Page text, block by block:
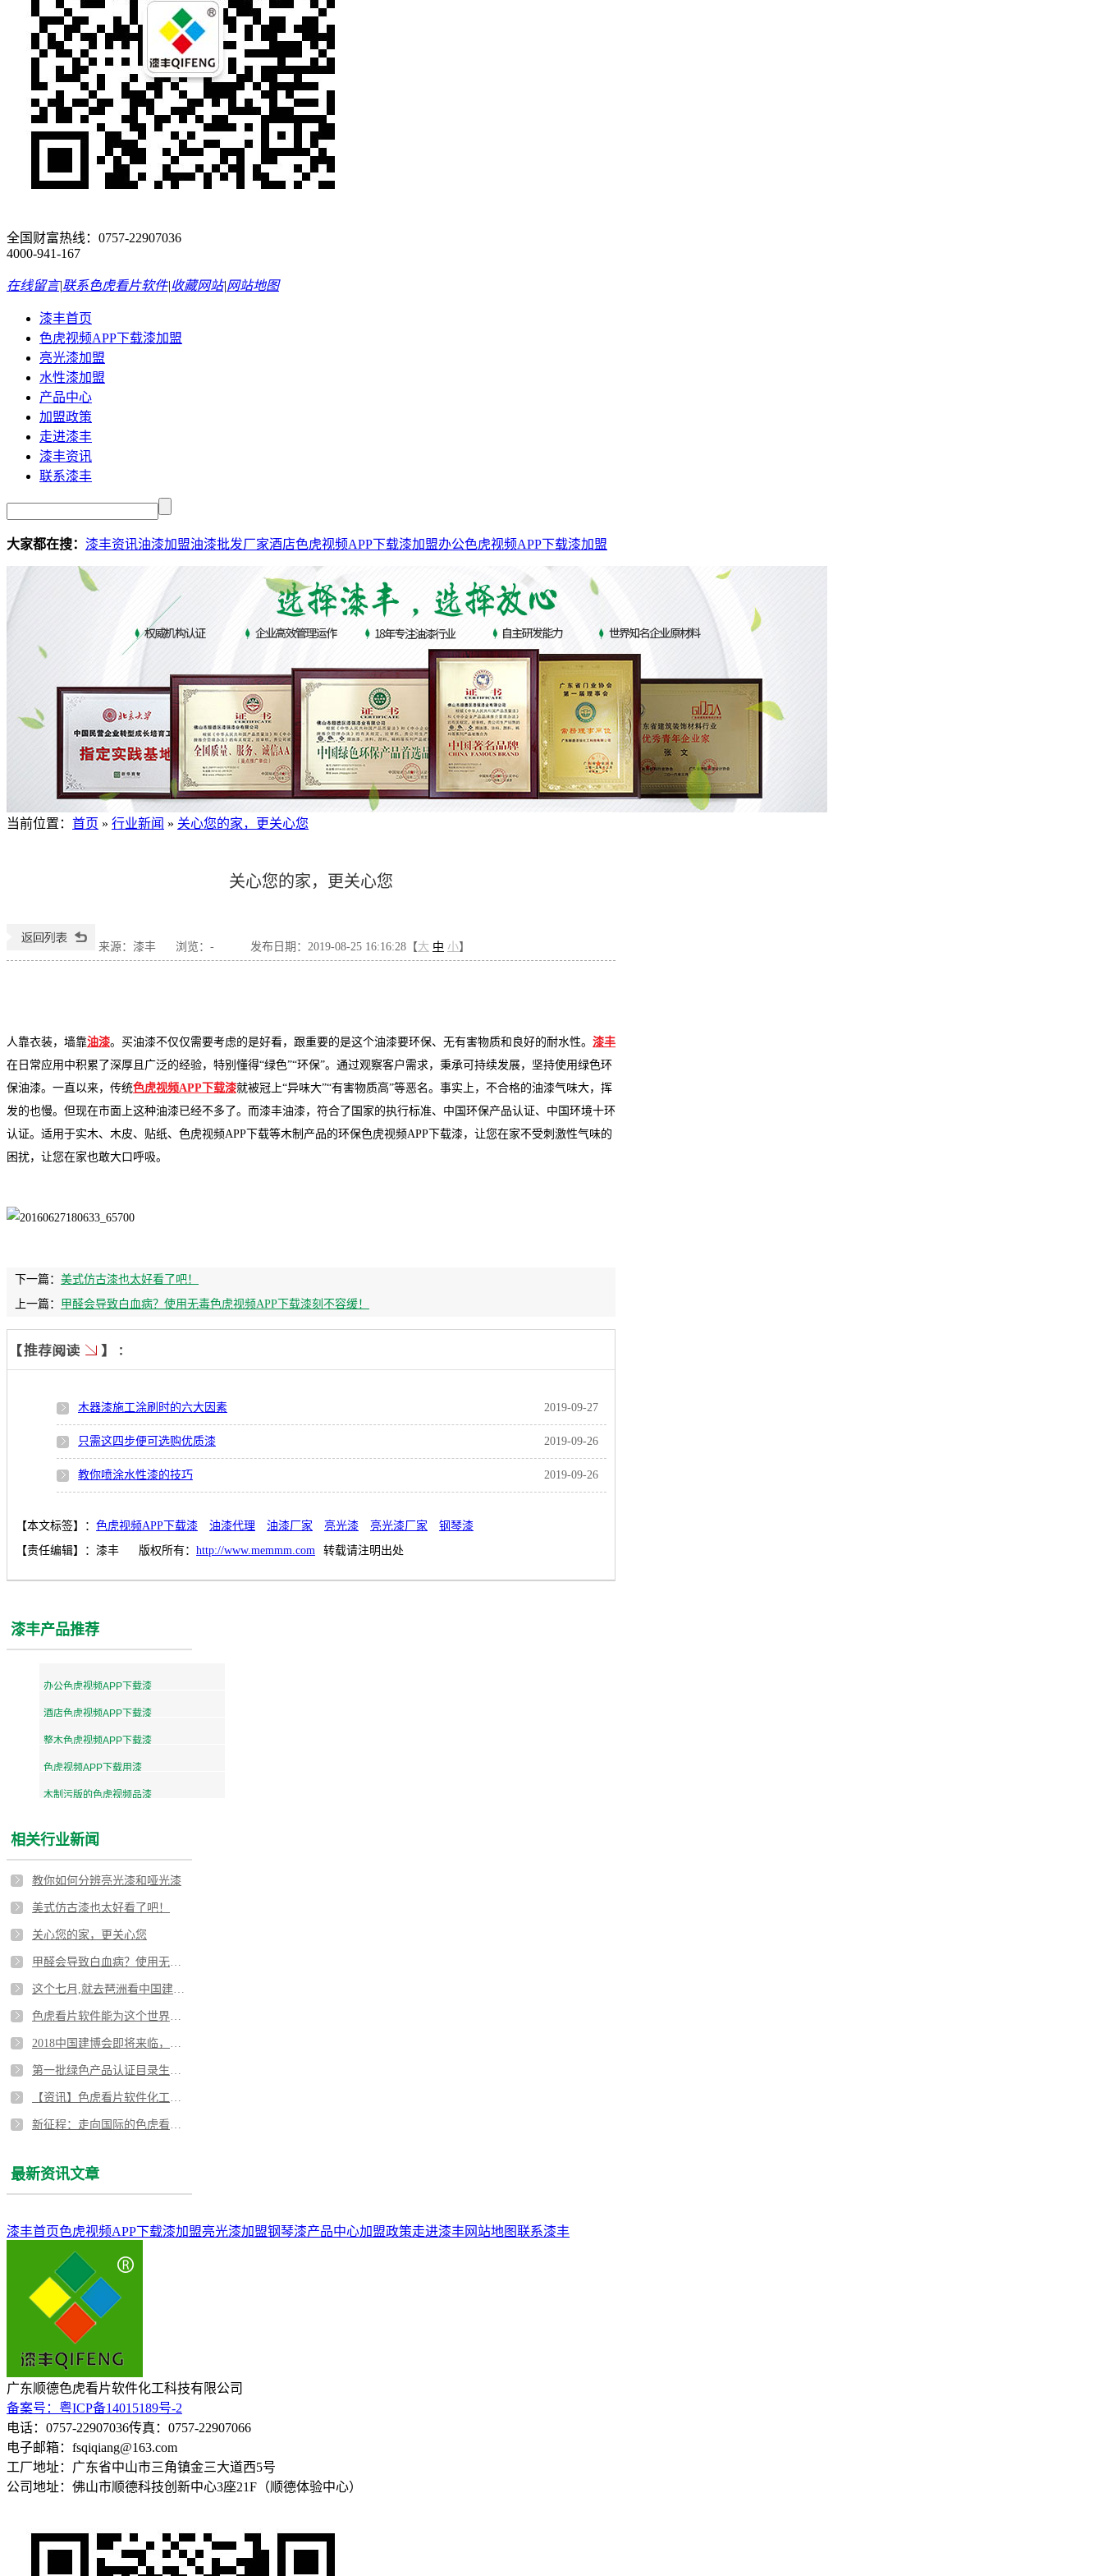
全国财富热线： 0757-22907036
4000-941-167
在线留言|联系色虎看片软件|收藏网站|网站地图
漆丰首页
色虎视频APP下载漆加盟
亮光漆加盟
水性漆加盟
产品中心
加盟政策
走进漆丰
漆丰资讯
联系漆丰
大家都在搜： 漆丰资讯油漆加盟油漆批发厂家酒店色虎视频APP下载漆加盟办公色虎视频APP下载漆加盟
当前位置 ： 首页 » 行业新闻 » 关心您的家，更关心您
关心您的家，更关心您
来源：漆丰 浏览： - 发布日期：2019-08-25 16:16:28【大 中 小】
人靠衣装，墙靠油漆。买油漆不仅仅需要考虑的是好看，跟重要的是这个油漆要环保、无有害物质和良好的耐水性。 漆丰
在日常应用中积累了深厚且广泛的经验，特别懂得“绿色”“环保”。通过观察客户需求，秉承可持续发展，坚持使用绿色环
保油漆。一直以来，传统色虎视频APP下载漆就被冠上“异味大”“有害物质高”等恶名。事实上，不合格的油漆气味大，挥
发的也慢。但现在市面上这种油漆已经不多了。而漆丰油漆，符合了国家的执行标准、中国环保产品认证、中国环境十环
认证。适用于实木、木皮、贴纸、色虎视频APP下载等木制产品的环保色虎视频APP下载漆，让您在家不受刺激性气味的
困扰，让您在家也敢大口呼吸。
下一篇： 美式仿古漆也太好看了吧！
上一篇： 甲醛会导致白血病？使用无毒色虎视频APP下载漆刻不容缓！
2019-09-27
木器漆施工涂刷时的六大因素
2019-09-26
只需这四步便可选购优质漆
2019-09-26
教你喷涂水性漆的技巧
【本文标签】： 色虎视频APP下载漆 油漆代理 油漆厂家 亮光漆 亮光漆厂家
钢琴漆
【责任编辑】： 漆丰 版权所有： http://www.memmm.com 转载请注明出处
漆丰产品推荐
办公色虎视频APP下载漆
酒店色虎视频APP下载漆
整木色虎视频APP下载漆
色虎视频APP下载用漆
木制污版的色虎视频品漆
相关行业新闻
教你如何分辨亮光漆和哑光漆
美式仿古漆也太好看了吧！
关心您的家，更关心您
最新资讯文章
漆丰首页色虎视频APP下载漆加盟亮光漆加盟钢琴漆产品中心加盟政策走进漆丰网站地图联系漆丰
广东顺德色虎看片软件化工科技有限公司
备案号：粤ICP备14015189号-2
电话：0757-22907036传真：0757-22907066
电子邮箱：fsqiqiang@163.com
工厂地址：广东省中山市三角镇金三大道西5号
公司地址：佛山市顺德科技创新中心3座21F（顺德体验中心）